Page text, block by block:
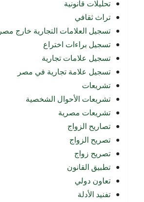
تحليلات قانونية
تراث ثقافي
تسجيل العلامات التجارية خارج مصر
تسجيل براءات اختراع
تسجيل علامات تجارية
تسجيل علامة تجارية في مصر
تشريعات
تشريعات الأحوال الشخصية
تشريعات مصرية
تصاريح الزواج
تصريح الزواج
تصريح زواج
تطبيق القانون
تعاون دولي
تفنيد الأدلة